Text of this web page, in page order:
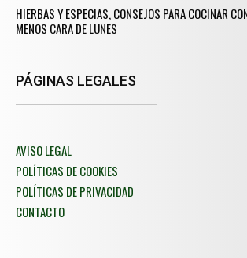
HIERBAS Y ESPECIAS, CONSEJOS PARA COCINAR
MENOS CARA DE LUNES
PÁGINAS LEGALES
AVISO LEGAL
POLÍTICAS DE COOKIES
POLÍTICAS DE PRIVACIDAD
CONTACTO